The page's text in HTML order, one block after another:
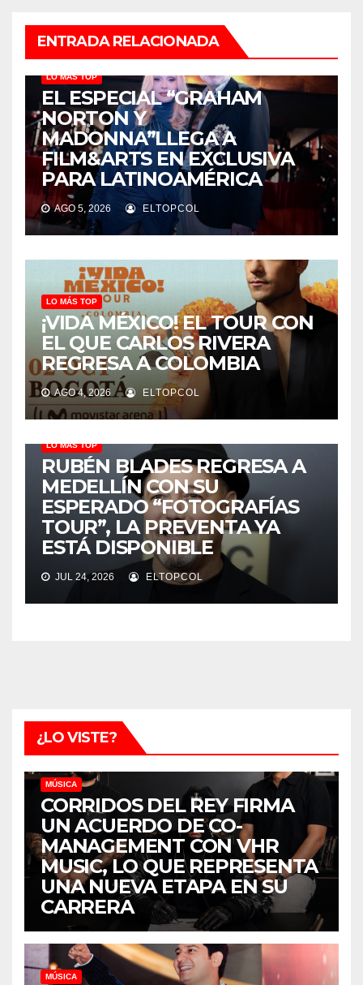
ENTRADA RELACIONADA
LO MÁS TOP
EL ESPECIAL “GRAHAM
NORTON Y
MADONNA”LLEGA A
FILM&ARTS EN EXCLUSIVA
PARA LATINOAMÉRICA
AGO 5, 2026 ELTOPCOL
LO MÁS TOP
¡VIDA MÉXICO! EL TOUR CON
EL QUE CARLOS RIVERA
REGRESA A COLOMBIA
AGO 4, 2026 ELTOPCOL
LO MÁS TOP
RUBÉN BLADES REGRESA A
MEDELLÍN CON SU
ESPERADO “FOTOGRAFÍAS
TOUR”, LA PREVENTA YA
ESTÁ DISPONIBLE
JUL 24, 2026 ELTOPCOL
¿LO VISTE?
MÚSICA
CORRIDOS DEL REY FIRMA
UN ACUERDO DE CO-
MANAGEMENT CON VHR
MUSIC, LO QUE REPRESENTA
UNA NUEVA ETAPA EN SU
CARRERA
MÚSICA